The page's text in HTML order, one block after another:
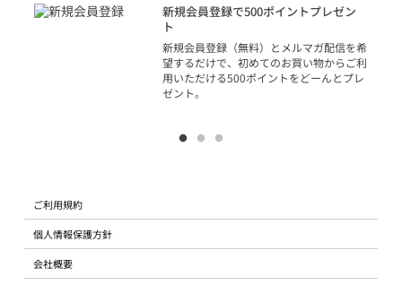
新規会員登録で500ポイントプレゼン
ト
新規会員登録（無料）とメルマガ配信を希
望するだけで、初めてのお買い物からご利
用いただける500ポイントをどーんとプレ
ゼント。
ご利用規約
個人情報保護方針
会社概要